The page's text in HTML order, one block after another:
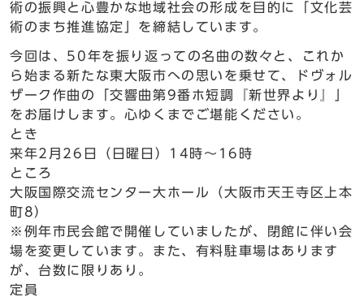
術の振興と心豊かな地域社会の形成を目的に「文化芸
術のまち推進協定」を締結しています。
今回は、50年を振り返っての名曲の数々と、これか
ら始まる新たな東大阪市への思いを乗せて、ドヴォル
ザーク作曲の「交響曲第9番ホ短調『新世界より』」
をお届けします。心ゆくまでご堪能ください。
とき
来年2月26日（日曜日）14時～16時
ところ
大阪国際交流センター大ホール（大阪市天王寺区上本
町8）
※例年市民会館で開催していましたが、閉館に伴い会
場を変更しています。また、有料駐車場はあります
が、台数に限りあり。
定員